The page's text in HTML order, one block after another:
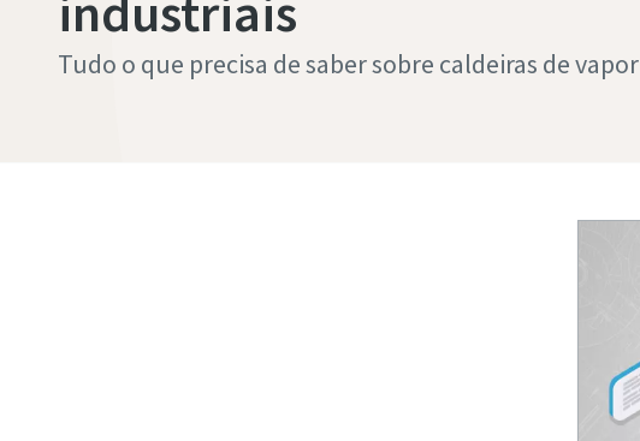
Tudo o que precisa de saber sobre caldeiras de vapor